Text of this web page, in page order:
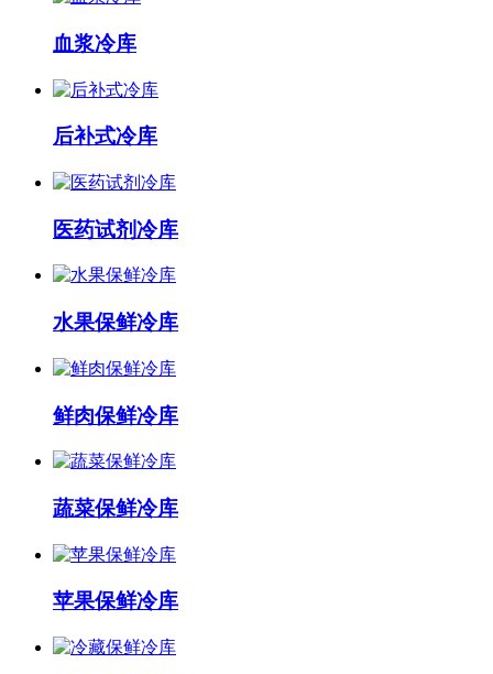
血浆冷库
后补式冷库
医药试剂冷库
水果保鲜冷库
鲜肉保鲜冷库
蔬菜保鲜冷库
苹果保鲜冷库